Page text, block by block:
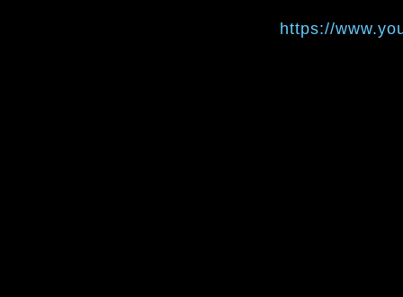
https://